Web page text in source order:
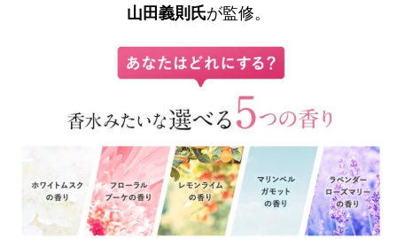
山田義則氏が監修。